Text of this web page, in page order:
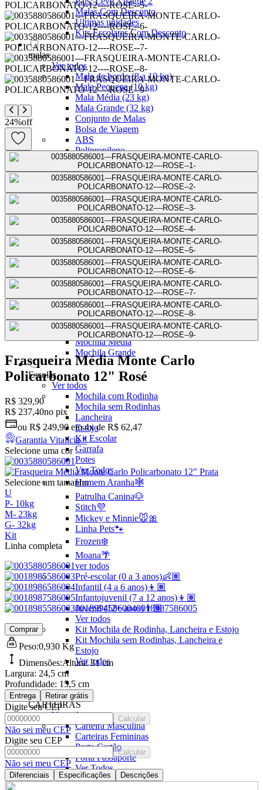
Malas Com Desconto
Últimas unidades
Kits Escolares Com Desconto
malas
Ver todos
Mala de bordo (8 a 10 kg)
Mala Pequena (10 kg)
Mala Média (23 kg)
Mala Grande (32 kg)
Conjunto de Malas
Bolsa de Viagem
ABS
Polipropileno
Policarbonato
Tecido
Para Levar à Bordo
Para Despachar
Mochilas
Ver todos
Mochilas Masculinas
Mochilas Femininas
Mochilas Escolares
Mochilas Juvenis
Ver Todos
Mochila para Notebook
Mochila de Couro
Mochila Executiva
Mochila com Rodas
Mochila Pequena
Mochila Média
Mochila Grande
Escolar
Ver todos
Mochila com Rodinha
Mochila sem Rodinhas
Lancheira
Estojo
Kit Escolar
Garrafa
Potes
Ver Todos
Homem Aranha🕸️
Patrulha Canina🐶
Stitch💜
Mickey e Minnie🐭🎀
Linha Pets🐾
Frozen❄️
Moana🌴
ver todos
Pré-escolar (0 a 3 anos)👶🏽
Infantil (4 a 6 anos)👦🏽
Infantojuvenil (7 a 12 anos)👦🏽
Juvenil (12+ anos)👨🏽
Ver todos
Kit Mochila de Rodinha, Lancheira e Estojo
Kit Mochila sem Rodinhas, Lancheira e
Estojo
Ver todos
CARTEIRAS
Ver todos
Carteira Masculina
Carteiras Femininas
Porta Cartão
Porta Passaporte
Ver Todos
Carteira Slim
24%off
Frasqueira Média Monte Carlo
Policarbonato 12" Rosé
R$ 329,90
R$ 237,40no pix
ou R$ 249,90 em4x de R$ 62,47
Garantia Vitalícia *
Selecione uma cor
Selecione um tamanho
U
P- 10kg
M- 23kg
G- 32kg
Kit
Linha completa
Comprar
Peso:0,930 Kg
Dimensões:Altura: 31 cm
Largura: 24,5 cm
Profundidade: 15,5 cm
Entrega Retirar grátis
Digite seu CEP
Calcular
Não sei meu CEP
Digite seu CEP
Calcular
Não sei meu CEP
Diferenciais Especificações Descrições